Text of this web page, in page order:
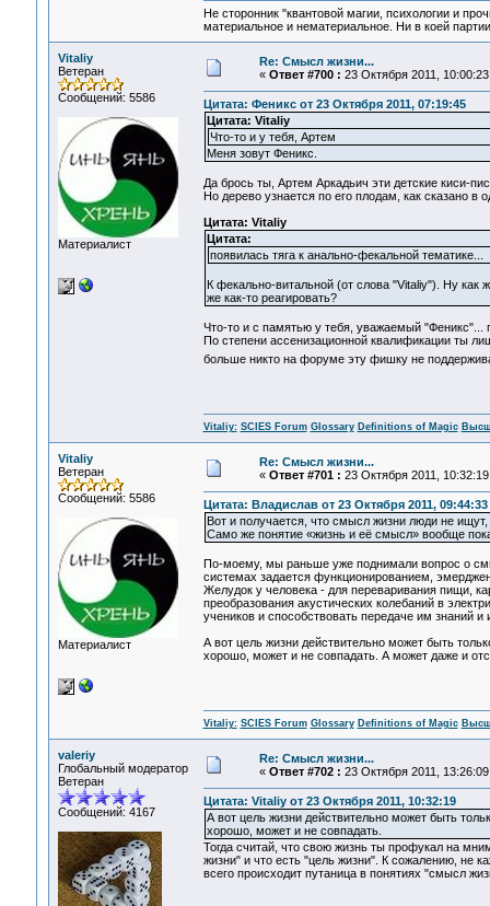
Не сторонник "квантовой магии, психологии и
материальное и нематериальное. Ни в коей
Vitaliy
Ветеран
Сообщений: 5586
Материалист
Re: Смысл жизни...
« Ответ #700 : 23 Октября 2011,
Цитата: Феникс от 23 Октября 2011, 07:19:45
Цитата: Vitaliy
Что-то и у тебя, Артем
Меня зовут Феникс.
Да брось ты, Артем Аркадьич эти детские киси-
Но дерево узнается по его плодам, как сказано в
Цитата: Vitaliy
Цитата:
появилась тяга к анально-фекальной тематике...
К фекально-витальной (от слова "Vitaliy"). Ну
же как-то реагировать?
Что-то и с памятью у тебя, уважаемый
По степени ассенизационной квалификации ты
больше никто на форуме эту фишку не
Vitaliy: SCIES Forum Glossary Definitions of Magic
Vitaliy
Ветеран
Сообщений: 5586
Материалист
Re: Смысл жизни...
« Ответ #701 : 23 Октября 2011,
Цитата: Владислав от 23 Октября 2011, 09:44:33
Вот и получается, что смысл жизни люди не
Само же понятие «жизнь и её смысл» вообще
По-моему, мы раньше уже поднимали вопрос о
системах задается функционированием,
Желудок у человека - для переваривания пищи,
преобразования акустических колебаний в
учеников и способствовать передаче им знаний и
А вот цель жизни действительно может быть
хорошо, может и не совпадать. А может даже и
Vitaliy: SCIES Forum Glossary Definitions of Magic
valeriy
Глобальный модератор
Ветеран
Сообщений: 4167
Re: Смысл жизни...
« Ответ #702 : 23 Октября 2011,
Цитата: Vitaliy от 23 Октября 2011, 10:32:19
А вот цель жизни действительно может быть
хорошо, может и не совпадать.
Тогда считай, что свою жизнь ты профукал на
жизни" и что есть "цель жизни". К сожалению, не
всего происходит путаница в понятиях "смысл